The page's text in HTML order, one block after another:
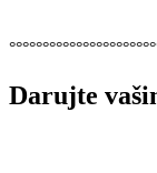
Darujte